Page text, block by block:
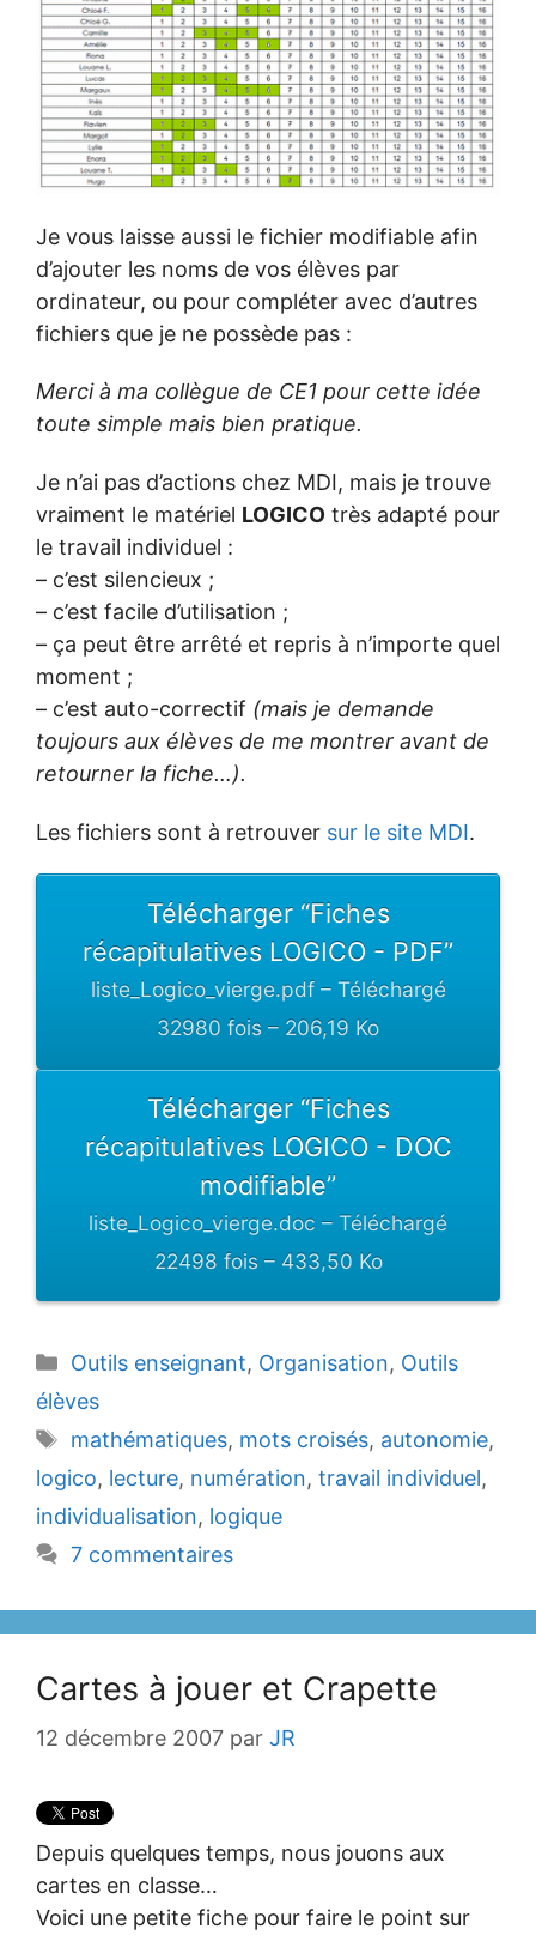
Je vous laisse aussi le fichier modifiable afin
d’ajouter les noms de vos élèves par
ordinateur, ou pour compléter avec d’autres
fichiers que je ne possède pas :
Merci à ma collègue de CE1 pour cette idée
toute simple mais bien pratique.
Je n’ai pas d’actions chez MDI, mais je trouve
vraiment le matériel LOGICO très adapté pour
le travail individuel :
– c’est silencieux ;
– c’est facile d’utilisation ;
– ça peut être arrêté et repris à n’importe quel
moment ;
– c’est auto-correctif (mais je demande
toujours aux élèves de me montrer avant de
retourner la fiche…).
Les fichiers sont à retrouver sur le site MDI.
Télécharger “Fiches
récapitulatives LOGICO - PDF”
liste_Logico_vierge.pdf – Téléchargé
32980 fois – 206,19 Ko
Télécharger “Fiches
récapitulatives LOGICO - DOC
modifiable”
liste_Logico_vierge.doc – Téléchargé
22498 fois – 433,50 Ko
Catégories
Outils enseignant, Organisation, Outils
élèves
Étiquettes
mathématiques, mots croisés, autonomie,
logico, lecture, numération, travail individuel,
individualisation, logique
7 commentaires
Cartes à jouer et Crapette
12 décembre 2007 par JR
Depuis quelques temps, nous jouons aux
cartes en classe…
Voici une petite fiche pour faire le point sur